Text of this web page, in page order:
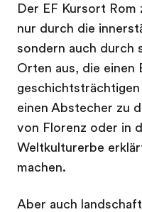
Der EF Kursort
nur durch die
sondern auch durch
Orten aus, die einen
einen Abstecher zu
von Florenz oder in
Weltkulturerbe
machen.
Aber auch